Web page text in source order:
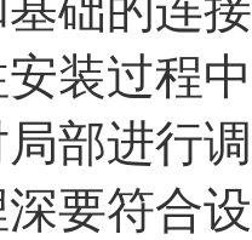
装过程
部进行
要符合